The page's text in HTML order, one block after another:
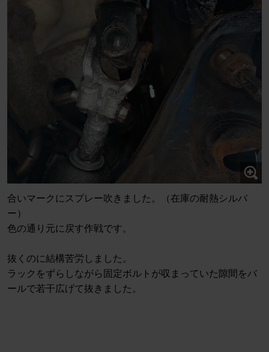
合いマークにスプレー吹きました。（在庫の耐熱シルバ
ー）
色の通り元に戻す作戦です。
抜くのに結構苦労しました。
ラックをずらしながら固定ボルトが収まっていた隙間をバ
ールで若干広げて抜きました。